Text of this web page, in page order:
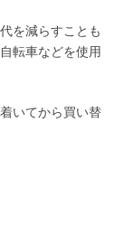
を減らすことも
転車などを使用
いてから買い替